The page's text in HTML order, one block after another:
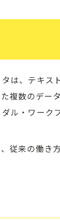
は、テキス
複数のデー
ル・ワーク
従来の働き